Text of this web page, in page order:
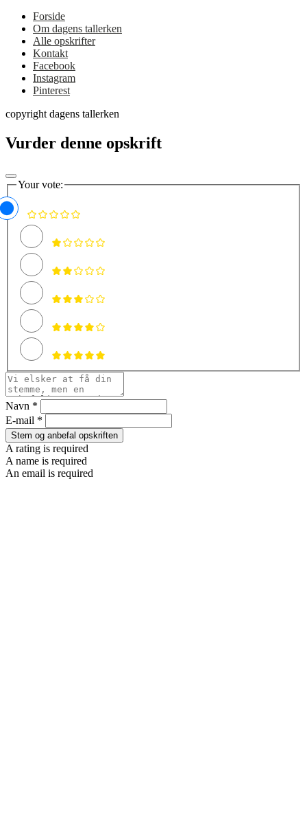
Forside
Om dagens tallerken
Alle opskrifter
Kontakt
Facebook
Instagram
Pinterest
copyright dagens tallerken
Vurder denne opskrift
Your vote:
Navn *
E-mail *
Stem og anbefal opskriften
A rating is required
A name is required
An email is required